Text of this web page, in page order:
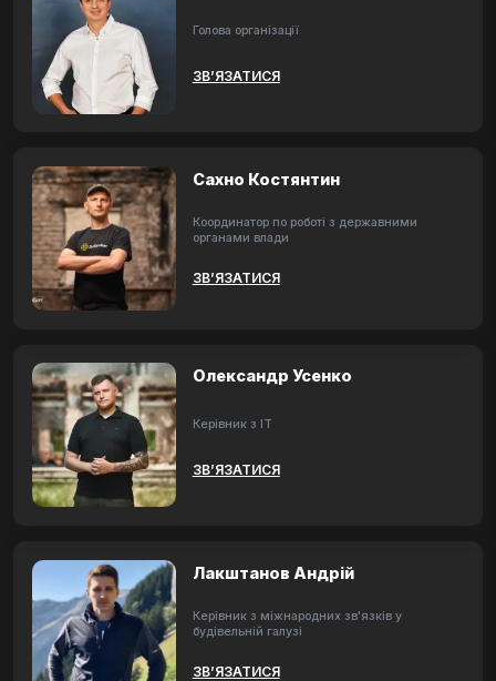
Голова організації
ЗВ’ЯЗАТИСЯ
Сахно Костянтин
Координатор по роботі з державними
органами влади
ЗВ’ЯЗАТИСЯ
Олександр Усенко
Керівник з ІТ
ЗВ’ЯЗАТИСЯ
Лакштанов Андрій
Керівник з міжнародних зв'язків у
будівельній галузі
ЗВ’ЯЗАТИСЯ